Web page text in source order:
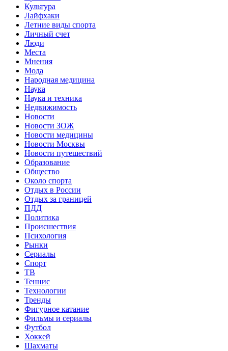
Культура
Лайфхаки
Летние виды спорта
Личный счет
Люди
Места
Мнения
Мода
Народная медицина
Наука
Наука и техника
Недвижимость
Новости
Новости ЗОЖ
Новости медицины
Новости Москвы
Новости путешествий
Образование
Общество
Около спорта
Отдых в России
Отдых за границей
ПДД
Политика
Происшествия
Психология
Рынки
Сериалы
Спорт
ТВ
Теннис
Технологии
Тренды
Фигурное катание
Фильмы и сериалы
Футбол
Хоккей
Шахматы